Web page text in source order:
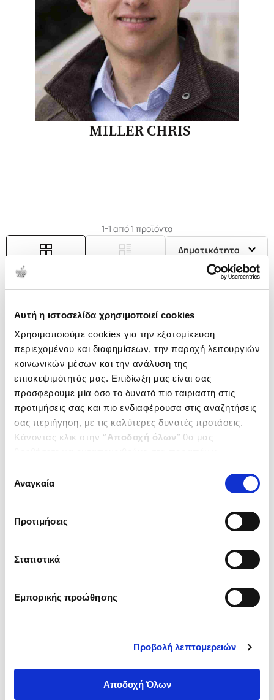
Αυτή η ιστοσελίδα χρησιμοποιεί cookies
Χρησιμοποιούμε cookies για την εξατομίκευση
περιεχομένου και διαφημίσεων, την παροχή λειτουργιών
κοινωνικών μέσων και την ανάλυση της
επισκεψιμότητάς μας. Επιδίωξη μας είναι σας
προσφέρουμε μία όσο το δυνατό πιο ταιριαστή στις
προτιμήσεις σας και πιο ενδιαφέρουσα στις αναζητήσεις
σας περιήγηση, με τις καλύτερες δυνατές προτάσεις.
Κάνοντας κλικ στην ‘’Αποδοχή όλων’’ θα μας
ενδιαφέρουν και να επιλέξετε από τα παρακάτω με την
΄΄και να ενημερωθείτε σχετικά με
συγκατάθεσης
Αναγκαία
Προτιμήσεις
Στατιστικά
Εμπορικής προώθησης
Προβολή λεπτομερειών
Αποδοχή Όλων
MILLER CHRIS
1-1 από 1 προϊόντα
Δημοτικότητα
(0
(P/B) Chip War
Critical Technology
MILLER CHRIS
1-1 από 1 προϊόντα